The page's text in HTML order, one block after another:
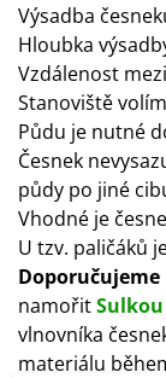
Výsadba
Hloubka
Vzdálenost
Stanoviště
Půdu je nutné
Česnek
půdy po jiné
Vhodné je
U tzv. paličáků
Doporučujeme
namořitSulkou
vlnovníka
materiálu